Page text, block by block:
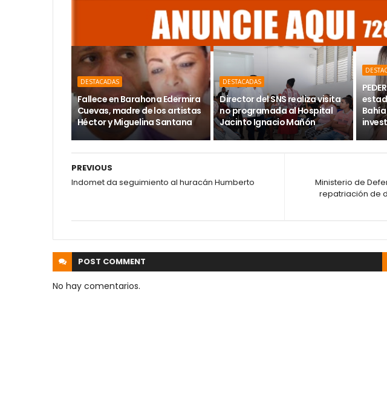
DESTACADAS
Fallece en Barahona Edermira
Cuevas, madre de los artistas
Héctor y Miguelina Santana
DESTACADAS
Director del SNS realiza visita
no programada al Hospital
Jacinto Ignacio Mañón
Ministerio de
repatriación de
PREVIOUS
Indomet da seguimiento al huracán Humberto
POST COMMENT
No hay comentarios.